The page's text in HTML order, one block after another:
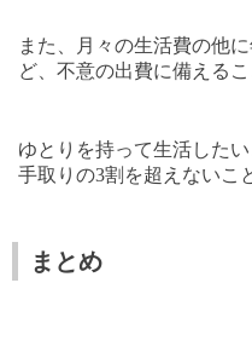
また、月々の生活費の他
ど、不意の出費に備えるこ
ゆとりを持って生活した
手取りの3割を超えないこ
まとめ